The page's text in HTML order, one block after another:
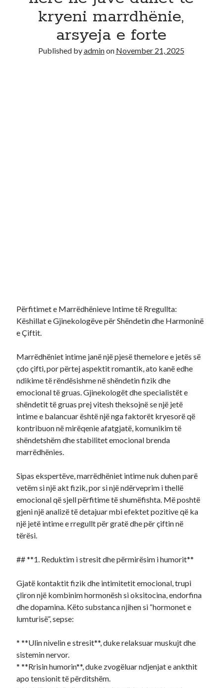
kryeni marrdhënie,
arsyeja e forte
Published byadminon November 21, 2025
Përfitimet e Marrëdhënieve Intime të Rregullta:
Këshillat e Gjinekologëve për Shëndetin dhe Harmoninë
e Çiftit.
Marrëdhëniet intime janë një pjesë themelore e jetës së
çdo çifti, por përtej aspektit romantik, ato kanë edhe
ndikime të rëndësishme në shëndetin fizik dhe
emocional të gruas. Gjinekologët dhe specialistët e
shëndetit të gruas prej vitesh theksojnë se një jetë
intime e balancuar është një nga faktorët kryesorë që
kontribuon në mirëqenie afatgjatë, komunikim të
shëndetshëm dhe stabilitet emocional brenda
marrëdhënies.
Sipas ekspertëve, marrëdhëniet intime nuk duhen parë
vetëm si një akt fizik, por si një ndërveprim i thellë
emocional që sjell përfitime të shumëfishta. Më poshtë
gjeni një analizë të detajuar mbi efektet pozitive që ka
një jetë intime e rregullt për gratë dhe për çiftin në
tërësi.
## **1. Reduktim i stresit dhe përmirësim i humorit**
Gjatë kontaktit fizik dhe intimitetit emocional, trupi
çliron një kombinim hormonësh si oksitocina, endorfina
dhe dopamina. Këto substanca njihen si “hormonet e
lumturisë”, sepse:
* **Ulin nivelin e stresit**, duke relaksuar muskujt dhe
sistemin nervor.
* **Rrisin humorin**, duke zvogëluar ndjenjat e ankthit
apo tensionit të përditshëm.